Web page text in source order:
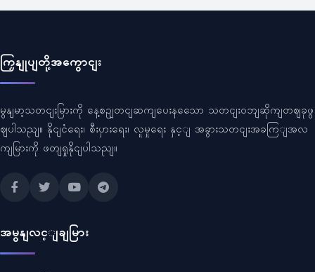
ကြှနျုပျတို့အကွောငျး
မွနျမာ့သတငျးမြားကို နေ့စဥျတငျဆကျပေးနသေော သတငျးဝဘျဆိုကျတဈခုဖွ
ဈပါသညျ။ နိုငျငံရေး၊ စီးပှားရေး၊ လူမှုရေး နှင့ျ အခွားသတငျးအခကြျအလ
ကျမြားကို ဖတျရှုနိုငျပါသညျ။
အမွနျလင့ျချမြား